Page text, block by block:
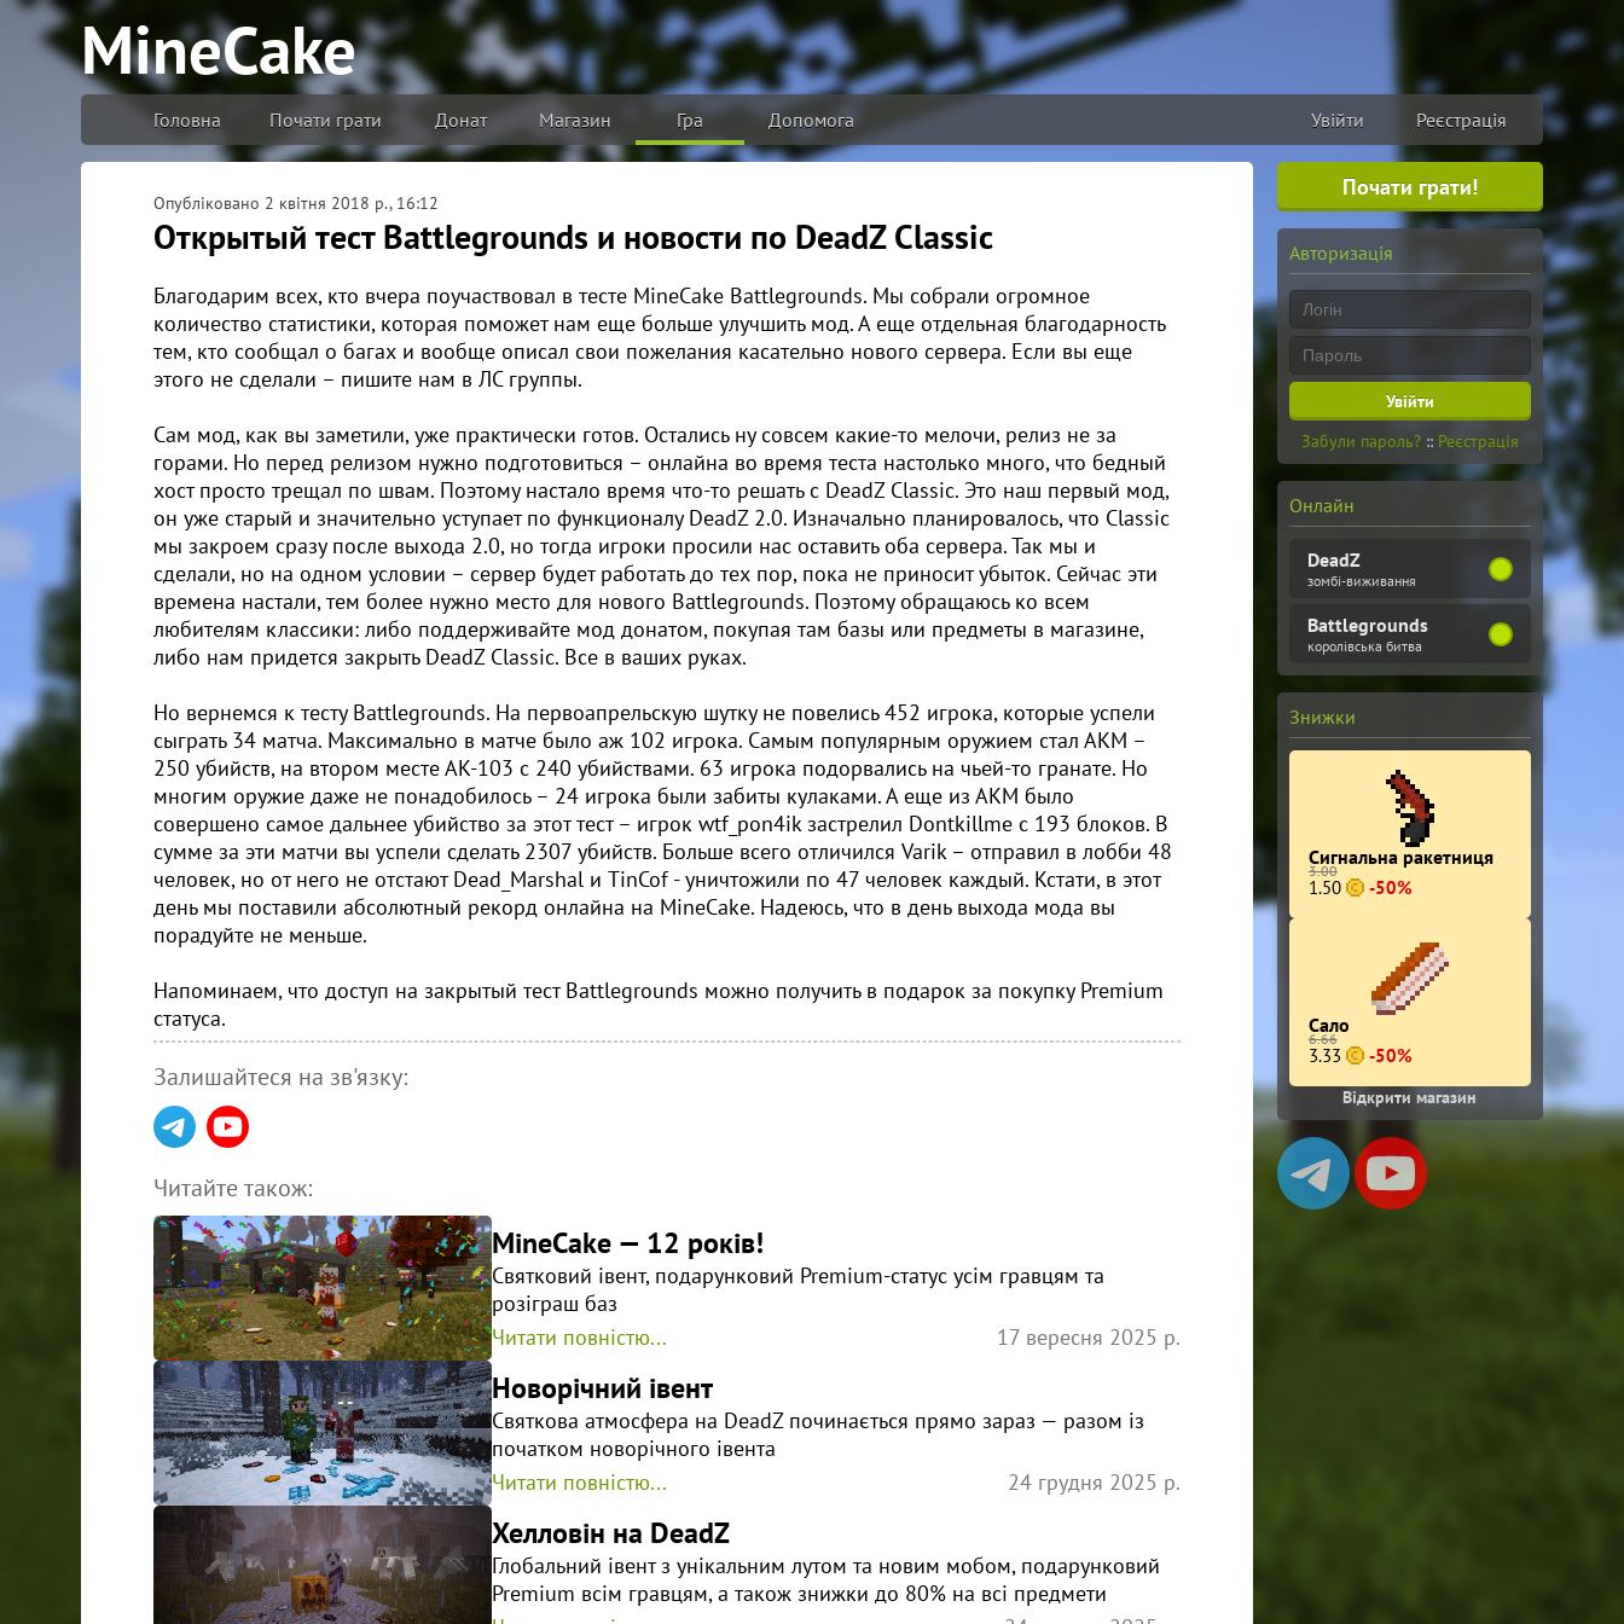
MineCake
Головна Почати грати Донат Магазин Гра Допомога Увійти Реєстрація
Опубліковано 2 квітня 2018 р., 16:12
Открытый тест Battlegrounds и новости по DeadZ Classic
Благодарим всех, кто вчера поучаствовал в тесте MineCake Battlegrounds. Мы собрали огромное
количество статистики, которая поможет нам еще больше улучшить мод. А еще отдельная благодарность
тем, кто сообщал о багах и вообще описал свои пожелания касательно нового сервера. Если вы еще
этого не сделали – пишите нам в ЛС группы.
Сам мод, как вы заметили, уже практически готов. Остались ну совсем какие-то мелочи, релиз не за
горами. Но перед релизом нужно подготовиться – онлайна во время теста настолько много, что бедный
хост просто трещал по швам. Поэтому настало время что-то решать с DeadZ Classic. Это наш первый мод,
он уже старый и значительно уступает по функционалу DeadZ 2.0. Изначально планировалось, что Classic
мы закроем сразу после выхода 2.0, но тогда игроки просили нас оставить оба сервера. Так мы и
сделали, но на одном условии – сервер будет работать до тех пор, пока не приносит убыток. Сейчас эти
времена настали, тем более нужно место для нового Battlegrounds. Поэтому обращаюсь ко всем
любителям классики: либо поддерживайте мод донатом, покупая там базы или предметы в магазине,
либо нам придется закрыть DeadZ Classic. Все в ваших руках.
Но вернемся к тесту Battlegrounds. На первоапрельскую шутку не повелись 452 игрока, которые успели
сыграть 34 матча. Максимально в матче было аж 102 игрока. Самым популярным оружием стал АКМ –
250 убийств, на втором месте АК-103 с 240 убийствами. 63 игрока подорвались на чьей-то гранате. Но
многим оружие даже не понадобилось – 24 игрока были забиты кулаками. А еще из АКМ было
совершено самое дальнее убийство за этот тест – игрок wtf_pon4ik застрелил Dontkillme с 193 блоков. В
сумме за эти матчи вы успели сделать 2307 убийств. Больше всего отличился Varik – отправил в лобби 48
человек, но от него не отстают Dead_Marshal и TinCof - уничтожили по 47 человек каждый. Кстати, в этот
день мы поставили абсолютный рекорд онлайна на MineCake. Надеюсь, что в день выхода мода вы
порадуйте не меньше.
Напоминаем, что доступ на закрытый тест Battlegrounds можно получить в подарок за покупку Premium
статуса.
Залишайтеся на зв'язку:
Читайте також:
MineCake — 12 років!
Святковий івент, подарунковий Premium-статус усім гравцям та
розіграш баз
Читати повністю...
17 вересня 2025 р.
Новорічний івент
Святкова атмосфера на DeadZ починається прямо зараз — разом із
початком новорічного івента
Читати повністю...
24 грудня 2025 р.
Хелловін на DeadZ
Глобальний івент з унікальним лутом та новим мобом, подарунковий
Premium всім гравцям, а також знижки до 80% на всі предмети
Почати грати!
Авторизація
Забули пароль?:: Реєстрація
Онлайн
DeadZ
зомбі-виживання
Battlegrounds
королівська битва
Знижки
Сигнальна ракетниця
3.00
1.50 -50%
Сало
6.66
3.33 -50%
Відкрити магазин